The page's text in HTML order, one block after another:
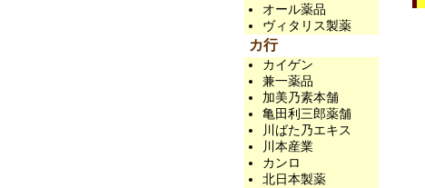
オール薬品
ヴィタリス製薬
カ行
カイゲン
兼一薬品
加美乃素本舗
亀田利三郎薬舗
川ばた乃エキス
川本産業
カンロ
北日本製薬